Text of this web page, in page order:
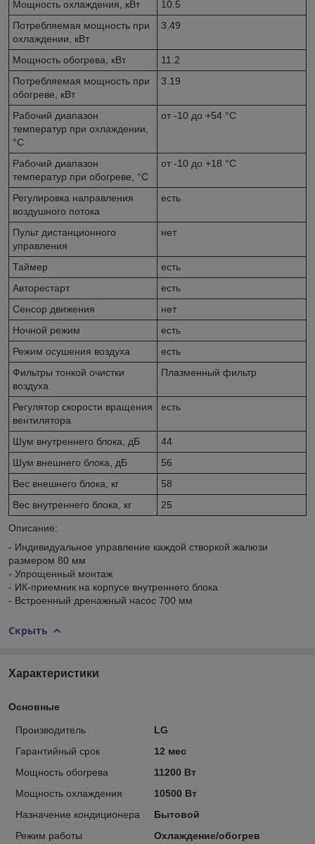
Мощность охлаждения, кВт
10.5
Потребляемая мощность при
охлаждении, кВт
3.49
Мощность обогрева, кВт
11.2
Потребляемая мощность при
обогреве, кВт
3.19
Рабочий диапазон
температур при охлаждении,
°C
от -10 до +54 °C
Рабочий диапазон
температур при обогреве, °C
от -10 до +18 °C
Регулировка направления
воздушного потока
есть
Пульт дистанционного
управления
нет
Таймер
есть
Авторестарт
есть
Сенсор движения
нет
Ночной режим
есть
Режим осушения воздуха
есть
Фильтры тонкой очистки
воздуха
Плазменный фильтр
Регулятор скорости вращения
вентилятора
есть
Шум внутреннего блока, дБ
44
Шум внешнего блока, дБ
56
Вес внешнего блока, кг
58
Вес внутреннего блока, кг
25
Описание:
- Индивидуальное управление каждой створкой жалюзи
размером 80 мм
- Упрощенный монтаж
- ИК-приемник на корпусе внутреннего блока
- Встроенный дренажный насос 700 мм
Скрыть
Характеристики
Основные
Производитель
LG
Гарантийный срок
12 мес
Мощность обогрева
11200 Вт
Мощность охлаждения
10500 Вт
Назначение кондиционера
Бытовой
Режим работы
Охлаждение/обогрев